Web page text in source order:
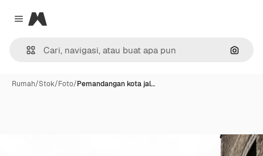
Close menu
Magnific
Rumah/Stok/Foto/Pemandangan kota jal…